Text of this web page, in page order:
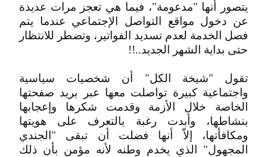
يتصور أنها "مدعومة"، فيما هي تعجز مرات عديدة
عن دخول مواقع التواصل الإجتماعي عندما يتم
فصل الخدمة لعدم تسديد الفواتير، وتضطر للانتظار
حتى بداية الشهر الجديد..!!
تقول "شيخة الكل" أن شخصيات سياسية
واجتماعية كبيرة تواصلت معها عبر بريد صفحتها
الخاصة خلال الأزمة وقدمت شكرها وإعجابها
بنشاطها، وأبدت رغبة بالتعرف على هويتها
ومكافأتها، إلاّ أنها فضلت أن تبقى "الجندي
المجهول" الذي يخدم وطنه لأنه مؤمن بأن ذلك